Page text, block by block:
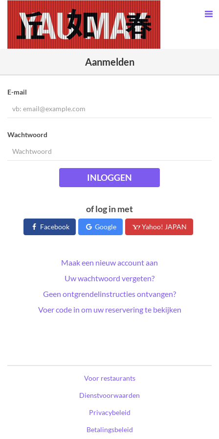
Aanmelden
E-mail
Wachtwoord
INLOGGEN
of log in met
Facebook Google Yahoo! JAPAN
Maak een nieuw account aan
Uw wachtwoord vergeten?
Geen ontgrendelinstructies ontvangen?
Voer code in om uw reservering te bekijken
Voor restaurants
Dienstvoorwaarden
Privacybeleid
Betalingsbeleid